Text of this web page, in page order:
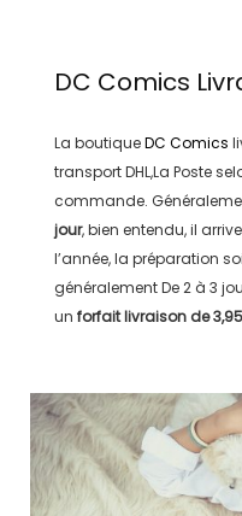
DC Comics
La boutiqueDC Comics
transportDHL,La Poste
commande.
jour, bien entendu, il
l’année, la préparation
généralementDe 2 à 3
un forfait livraison de